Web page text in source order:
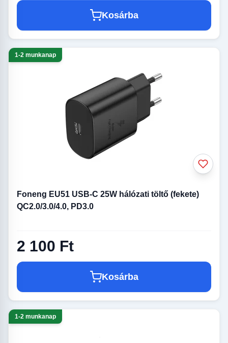
Kosárba
1-2 munkanap
Foneng EU51 USB-C 25W hálózati töltő (fekete)
QC2.0/3.0/4.0, PD3.0
2 100 Ft
Kosárba
1-2 munkanap